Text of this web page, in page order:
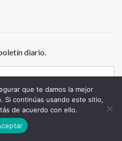
diario.
que te damos la mejor
Si continúas usando este sitio,
de acuerdo con ello.